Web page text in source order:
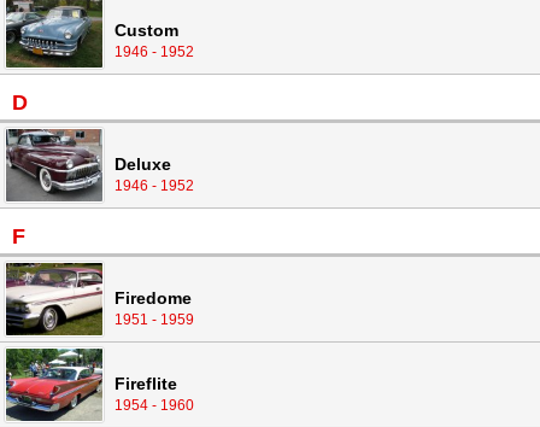
Custom
1946 - 1952
D
Deluxe
1946 - 1952
F
Firedome
1951 - 1959
Fireflite
1954 - 1960